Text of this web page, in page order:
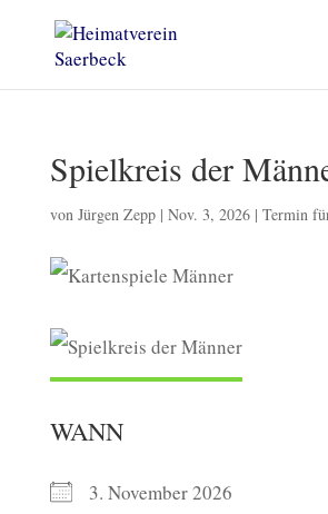
Spielkreis der
von Jürgen Zepp| Nov. 3, 2026| Termin
WANN
3. November 2026